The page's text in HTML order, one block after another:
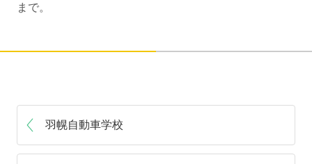
まで。
羽幌自動車学校